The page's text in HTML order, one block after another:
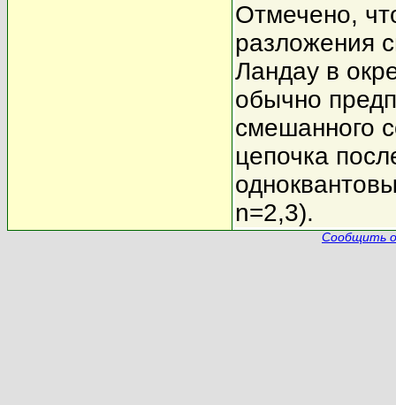
Отмечено,
разложения
Ландау в
обычно
смешанного
цепочка
n=2,3).
Сообщить о